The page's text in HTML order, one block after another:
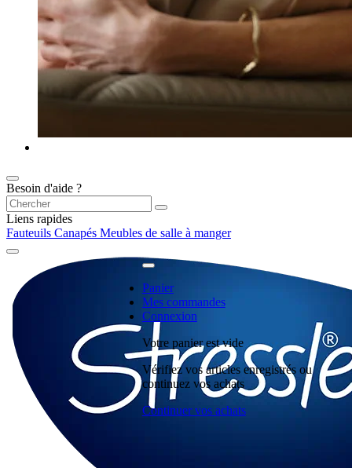
Besoin d'aide ?
Liens rapides
Fauteuils Canapés Meubles de salle à manger
Panier
Mes commandes
Connexion
Votre panier est vide
Vérifiez vos articles enregistrés ou
continuez vos achats
Continuer vos achats